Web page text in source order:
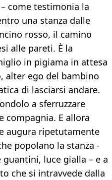
come testimonia la
una stanza dalle
rosso, il camino
alle pareti. È la
in pigiama in attesa
alter ego del bambino
di lasciarsi andare.
a sferruzzare
compagnia. E allora
augura ripetutamente
popolano la stanza -
luce gialla – e a
che si intravvede dalla